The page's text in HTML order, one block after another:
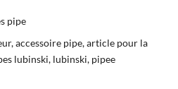
pipe
,accessoire pipe,article pour la
lubinski, lubinski, pipee